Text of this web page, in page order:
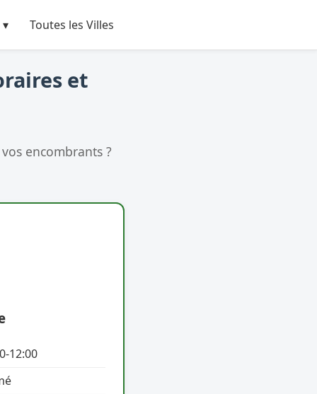
Toutes les Villes
et
encombrants ?
12:00